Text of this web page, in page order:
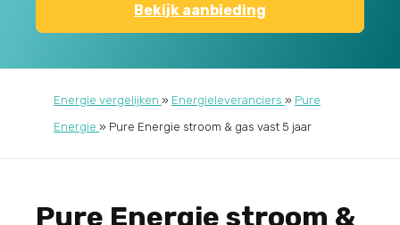
Bekijk aanbieding
Energie vergelijken » Energieleveranciers » Pure
Energie » Pure Energie stroom & gas vast 5 jaar
Pure Energie stroom &